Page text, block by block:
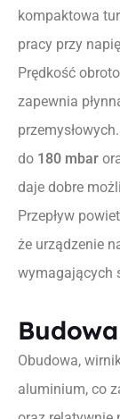
kompaktowa
pracy przy
Prędkość
zapewnia
do 180 mbar
daje dobre
Przepływ
że urządzenie
wymagających
Obudowa,
aluminium, co